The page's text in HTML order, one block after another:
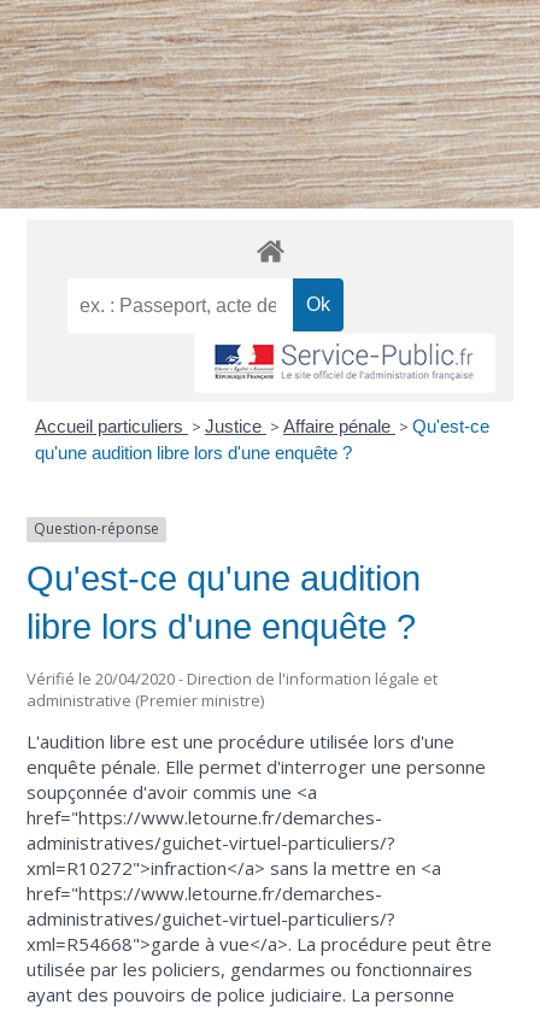
Accueil particuliers > Justice > Affaire pénale > Qu'est-ce
qu'une audition libre lors d'une enquête ?
Question-réponse
Qu'est-ce qu'une audition
libre lors d'une enquête ?
Vérifié le 20/04/2020 - Direction de l'information légale et
administrative (Premier ministre)
L'audition libre est une procédure utilisée lors d'une
enquête pénale. Elle permet d'interroger une personne
soupçonnée d'avoir commis une <a
href="https://www.letourne.fr/demarches-
administratives/guichet-virtuel-particuliers/?
xml=R10272">infraction</a> sans la mettre en <a
href="https://www.letourne.fr/demarches-
administratives/guichet-virtuel-particuliers/?
xml=R54668">garde à vue</a>. La procédure peut être
utilisée par les policiers, gendarmes ou fonctionnaires
ayant des pouvoirs de police judiciaire. La personne